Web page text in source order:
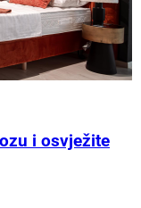
i osvježite